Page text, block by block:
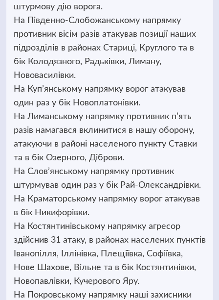
штурмову дію ворога.
На Південно-Слобожанському напрямку
противник вісім разів атакував позиції наших
підрозділів в районах Стариці, Круглого та в
бік Колодязного, Радьківки, Лиману,
Нововасилівки.
На Куп’янському напрямку ворог атакував
один раз у бік Новоплатонівки.
На Лиманському напрямку противник п’ять
разів намагався вклинитися в нашу оборону,
атакуючи в районі населеного пункту Ставки
та в бік Озерного, Діброви.
На Слов’янському напрямку противник
штурмував один раз у бік Рай-Олександрівки.
На Краматорському напрямку ворог атакував
в бік Никифорівки.
На Костянтинівському напрямку агресор
здійснив 31 атаку, в районах населених пунктів
Іванопілля, Іллінівка, Плещіївка, Софіївка,
Нове Шахове, Вільне та в бік Костянтинівки,
Новопавлівки, Кучерового Яру.
На Покровському напрямку наші захисники